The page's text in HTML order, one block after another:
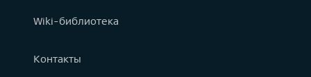
Wiki-библиотека
Контакты